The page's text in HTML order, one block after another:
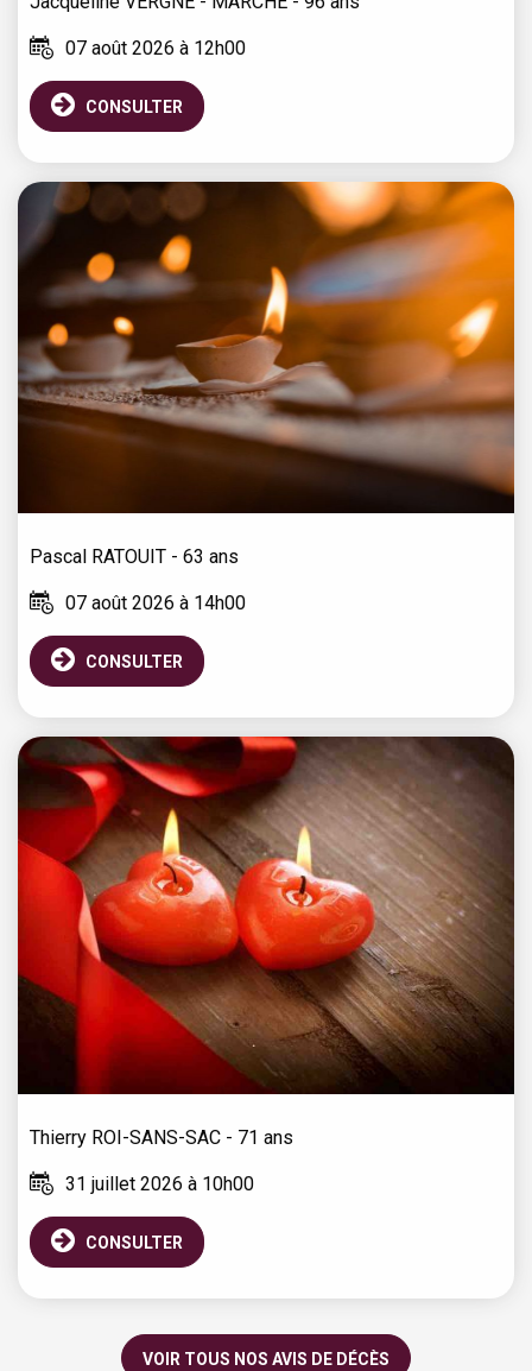
07 août 2026 à 12h00
CONSULTER
Pascal RATOUIT - 63 ans
07 août 2026 à 14h00
CONSULTER
Thierry ROI-SANS-SAC - 71 ans
31 juillet 2026 à 10h00
CONSULTER
VOIR TOUS NOS AVIS DE DÉCÈS